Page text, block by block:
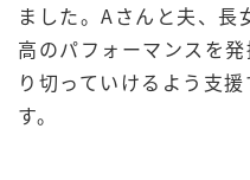
ました。Aさんと夫、
高のパフォーマンスを
り切っていけるよう支
す。